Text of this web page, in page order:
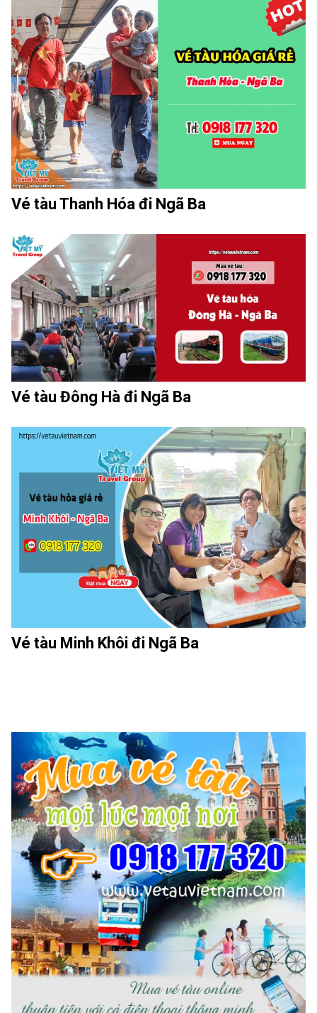
Vé tàu Thanh Hóa đi Ngã Ba
Vé tàu Đông Hà đi Ngã Ba
Vé tàu Minh Khôi đi Ngã Ba